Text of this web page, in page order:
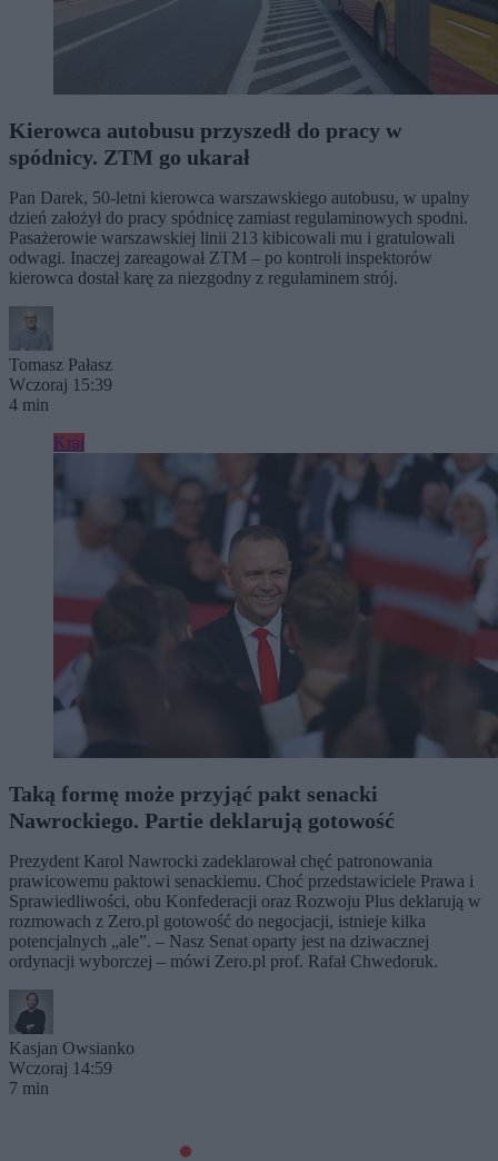
Kierowca autobusu przyszedł do pracy w
spódnicy. ZTM go ukarał
Pan Darek, 50-letni kierowca warszawskiego autobusu, w upalny
dzień założył do pracy spódnicę zamiast regulaminowych spodni.
Pasażerowie warszawskiej linii 213 kibicowali mu i gratulowali
odwagi. Inaczej zareagował ZTM – po kontroli inspektorów
kierowca dostał karę za niezgodny z regulaminem strój.
Tomasz Pałasz
Wczoraj 15:39
4 min
Kraj
Taką formę może przyjąć pakt senacki
Nawrockiego. Partie deklarują gotowość
Prezydent Karol Nawrocki zadeklarował chęć patronowania
prawicowemu paktowi senackiemu. Choć przedstawiciele Prawa i
Sprawiedliwości, obu Konfederacji oraz Rozwoju Plus deklarują w
rozmowach z Zero.pl gotowość do negocjacji, istnieje kilka
potencjalnych „ale”. – Nasz Senat oparty jest na dziwacznej
ordynacji wyborczej – mówi Zero.pl prof. Rafał Chwedoruk.
Kasjan Owsianko
Wczoraj 14:59
7 min